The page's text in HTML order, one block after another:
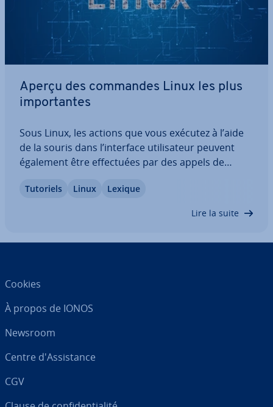
Aperçu des commandes Linux les plus
im­por­tantes
Sous Linux, les actions que vous exécutez à l’aide
de la souris dans l’interface uti­li­sa­teur peuvent
également être ef­fec­tuées par des appels de
de même connaître les commandes du terminal
Tutoriels Linux Lexique
Lire la suite
Cookies
À propos de IONOS
Newsroom
Centre d'As­sis­tance
CGV